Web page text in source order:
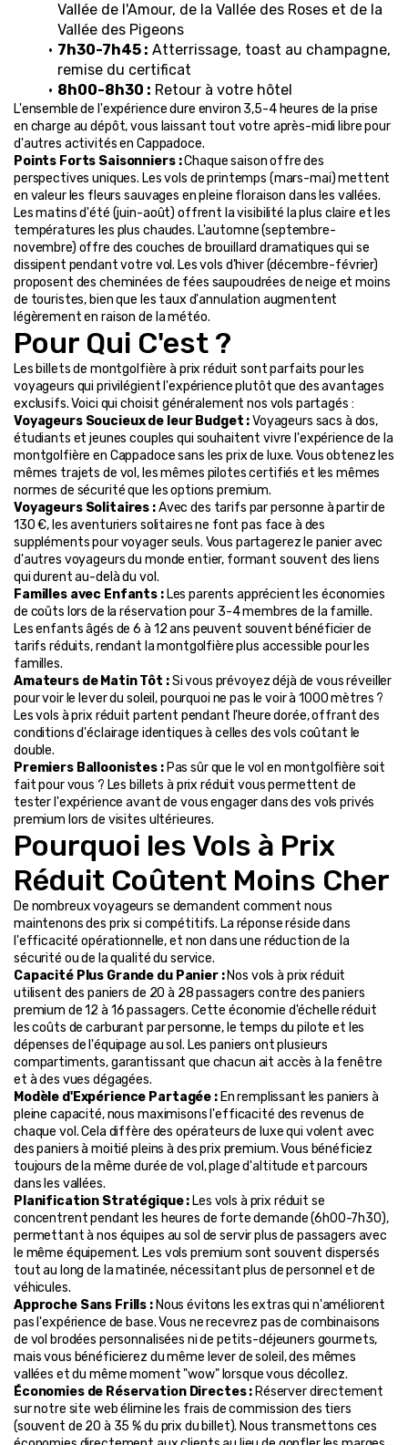
Vallée de l'Amour, de la Vallée des Roses et de la
Vallée des Pigeons
7h30-7h45 : Atterrissage, toast au champagne,
remise du certificat
8h00-8h30 : Retour à votre hôtel
L'ensemble de l'expérience dure environ 3,5-4 heures de la prise
en charge au dépôt, vous laissant tout votre après-midi libre pour
d'autres activités en Cappadoce.
Points Forts Saisonniers : Chaque saison offre des
perspectives uniques. Les vols de printemps (mars-mai) mettent
en valeur les fleurs sauvages en pleine floraison dans les vallées.
Les matins d'été (juin-août) offrent la visibilité la plus claire et les
températures les plus chaudes. L'automne (septembre-
novembre) offre des couches de brouillard dramatiques qui se
dissipent pendant votre vol. Les vols d'hiver (décembre-février)
proposent des cheminées de fées saupoudrées de neige et moins
de touristes, bien que les taux d'annulation augmentent
légèrement en raison de la météo.
Pour Qui C'est ?
Les billets de montgolfière à prix réduit sont parfaits pour les
voyageurs qui privilégient l'expérience plutôt que des avantages
exclusifs. Voici qui choisit généralement nos vols partagés :
Voyageurs Soucieux de leur Budget : Voyageurs sacs à dos,
étudiants et jeunes couples qui souhaitent vivre l'expérience de la
montgolfière en Cappadoce sans les prix de luxe. Vous obtenez les
mêmes trajets de vol, les mêmes pilotes certifiés et les mêmes
normes de sécurité que les options premium.
Voyageurs Solitaires : Avec des tarifs par personne à partir de
130 €, les aventuriers solitaires ne font pas face à des
suppléments pour voyager seuls. Vous partagerez le panier avec
d'autres voyageurs du monde entier, formant souvent des liens
qui durent au-delà du vol.
Familles avec Enfants : Les parents apprécient les économies
de coûts lors de la réservation pour 3-4 membres de la famille.
Les enfants âgés de 6 à 12 ans peuvent souvent bénéficier de
tarifs réduits, rendant la montgolfière plus accessible pour les
familles.
Amateurs de Matin Tôt : Si vous prévoyez déjà de vous réveiller
pour voir le lever du soleil, pourquoi ne pas le voir à 1000 mètres ?
Les vols à prix réduit partent pendant l'heure dorée, offrant des
conditions d'éclairage identiques à celles des vols coûtant le
double.
Premiers Balloonistes : Pas sûr que le vol en montgolfière soit
fait pour vous ? Les billets à prix réduit vous permettent de
tester l'expérience avant de vous engager dans des vols privés
premium lors de visites ultérieures.
Pourquoi les Vols à Prix
Réduit Coûtent Moins Cher
De nombreux voyageurs se demandent comment nous
maintenons des prix si compétitifs. La réponse réside dans
l'efficacité opérationnelle, et non dans une réduction de la
sécurité ou de la qualité du service.
Capacité Plus Grande du Panier : Nos vols à prix réduit
utilisent des paniers de 20 à 28 passagers contre des paniers
premium de 12 à 16 passagers. Cette économie d'échelle réduit
les coûts de carburant par personne, le temps du pilote et les
dépenses de l'équipage au sol. Les paniers ont plusieurs
compartiments, garantissant que chacun ait accès à la fenêtre
et à des vues dégagées.
Modèle d'Expérience Partagée : En remplissant les paniers à
pleine capacité, nous maximisons l'efficacité des revenus de
chaque vol. Cela diffère des opérateurs de luxe qui volent avec
des paniers à moitié pleins à des prix premium. Vous bénéficiez
toujours de la même durée de vol, plage d'altitude et parcours
dans les vallées.
Planification Stratégique : Les vols à prix réduit se
concentrent pendant les heures de forte demande (6h00-7h30),
permettant à nos équipes au sol de servir plus de passagers avec
le même équipement. Les vols premium sont souvent dispersés
tout au long de la matinée, nécessitant plus de personnel et de
véhicules.
Approche Sans Frills : Nous évitons les extras qui n'améliorent
pas l'expérience de base. Vous ne recevrez pas de combinaisons
de vol brodées personnalisées ni de petits-déjeuners gourmets,
mais vous bénéficierez du même lever de soleil, des mêmes
vallées et du même moment "wow" lorsque vous décollez.
Économies de Réservation Directes : Réserver directement
sur notre site web élimine les frais de commission des tiers
(souvent de 20 à 35 % du prix du billet). Nous transmettons ces